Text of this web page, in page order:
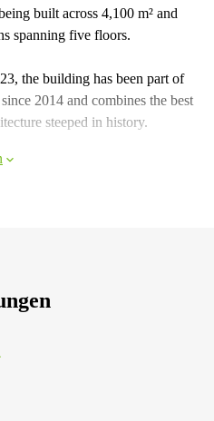
built across 4,100 m² and
spanning five floors.
the building has been part of
2014 and combines the best
steeped in history.